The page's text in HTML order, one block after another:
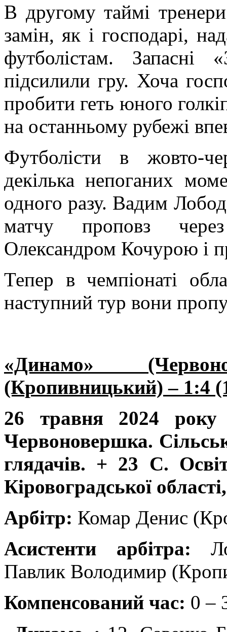
В другому таймі
замін, як і господарі,
футболістам. Запасні
підсилили гру. Хоча
пробити геть юного
на останньому рубежі
Футболісти в жовто-
декілька непоганих
одного разу. Вадим
матчу проповз
Олександром Кочурою і
Тепер в чемпіонаті
наступний тур вони
«Динамо»
(Кропивницький) – 1:4
26 травня 2024 року
Червоновершка.
глядачів. + 23 С.
Кіровоградської
Арбітр: Комар Денис
Асистенти арбітра:
Павлик Володимир
Компенсований час: 0 –